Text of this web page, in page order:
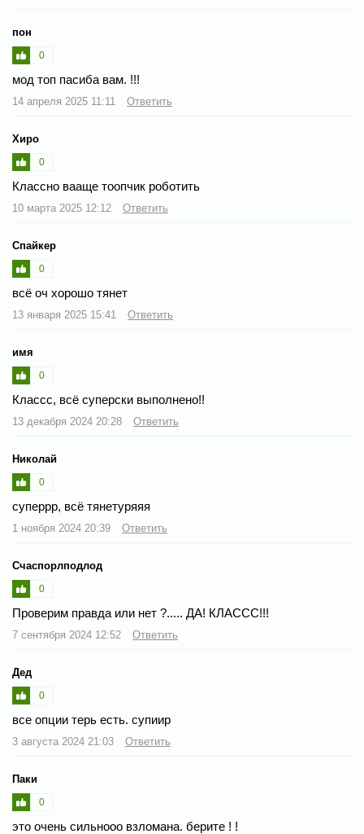
пон
0
мод топ пасиба вам. !!!
14 апреля 2025 11:11 Ответить
Хиро
0
Классно вааще тоопчик роботить
10 марта 2025 12:12 Ответить
Спайкер
0
всё оч хорошо тянет
13 января 2025 15:41 Ответить
имя
0
Классс, всё суперски выполнено!!
13 декабря 2024 20:28 Ответить
Николай
0
суперрр, всё тянетуряяя
1 ноября 2024 20:39 Ответить
Счаспорлподлод
0
Проверим правда или нет ?..... ДА! КЛАССС!!!
7 сентября 2024 12:52 Ответить
Дед
0
все опции терь есть. супиир
3 августа 2024 21:03 Ответить
Паки
0
это очень сильнооо взломана. берите ! !